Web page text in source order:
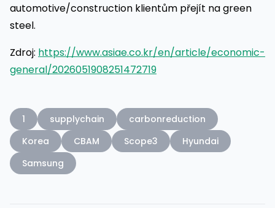
automotive/construction klientům přejít na green
steel.
Zdroj: https://www.asiae.co.kr/en/article/economic-
general/2026051908251472719
1 supplychain
carbonreduction
Korea
CBAM Scope3
Hyundai
Samsung